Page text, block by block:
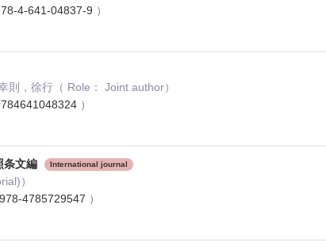
4-641-04837-9 ）
則，徐行（ Role： Joint author）
）
条文編 International journal
）
978-4785729547 ）